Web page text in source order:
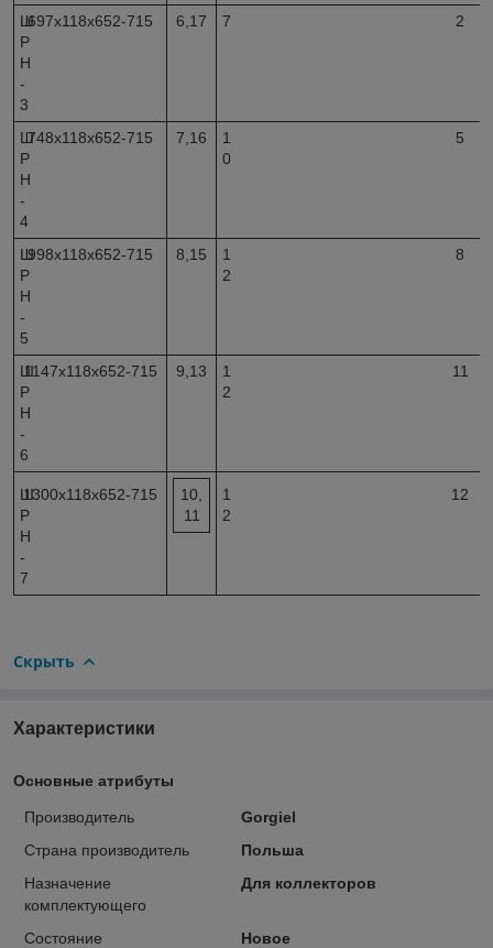
Ш
Р
Н
-
3
697х118х652-715 6,17 7 2
Ш
Р
Н
-
4
748х118х652-715 7,16
1
0
5
Ш
Р
Н
-
5
998х118х652-715 8,15
1
2
8
Ш
Р
Н
-
6
1147х118х652-715 9,13
1
2
11
Ш
Р
Н
-
7
1300х118х652-715
10,
11
1
2
12
Скрыть
Характеристики
Основные атрибуты
Производитель
Gorgiel
Страна производитель
Польша
Назначение
комплектующего
Для коллекторов
Состояние Новое